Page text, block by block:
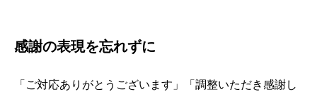
感謝の表現を忘れずに
「ご対応ありがとうございます」「調整いただき感謝し